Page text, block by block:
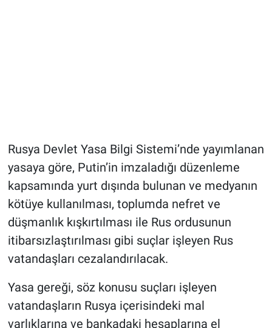
Rusya Devlet Yasa Bilgi Sistemi’nde yayımlanan
yasaya göre, Putin’in imzaladığı düzenleme
kapsamında yurt dışında bulunan ve medyanın
kötüye kullanılması, toplumda nefret ve
düşmanlık kışkırtılması ile Rus ordusunun
itibarsızlaştırılması gibi suçlar işleyen Rus
vatandaşları cezalandırılacak.
Yasa gereği, söz konusu suçları işleyen
vatandaşların Rusya içerisindeki mal
varlıklarına ve bankadaki hesaplarına el